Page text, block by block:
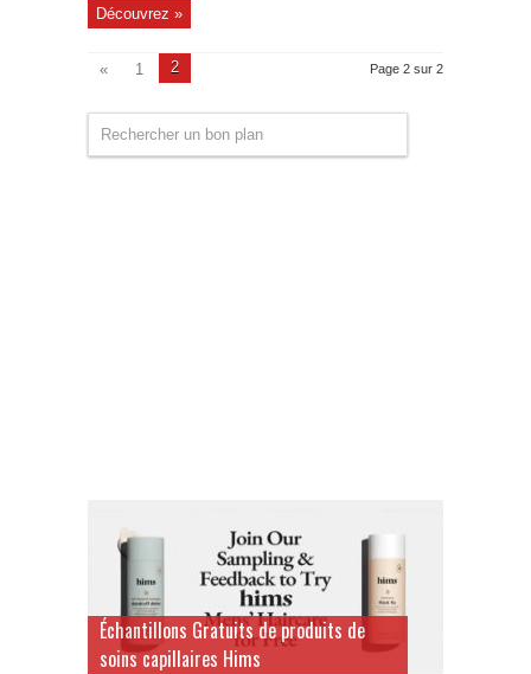
Découvrez »
Page 2 sur 2
« 1 2
Échantillons Gratuits de produits de
soins capillaires Hims